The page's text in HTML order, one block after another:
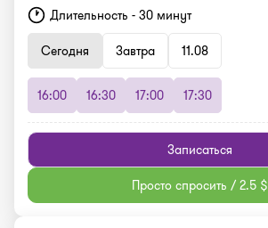
Длительность - 30 минут
Сегодня
Завтра 11.08
16:00 16:30 17:00 17:30
Записаться
Просто спросить / 2.5 $